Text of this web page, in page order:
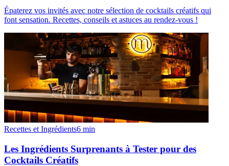
Épaterez vos invités avec notre sélection de cocktails créatifs qui
font sensation. Recettes, conseils et astuces au rendez-vous !
Recettes et Ingrédients6 min
Les Ingrédients Surprenants à Tester pour des
Cocktails Créatifs